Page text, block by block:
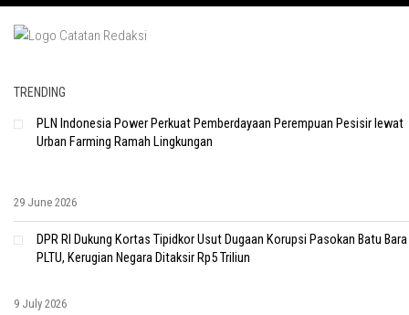
TRENDING
PLN Indonesia Power Perkuat Pemberdayaan Perempuan Pesisir lewat
Urban Farming Ramah Lingkungan
29 June 2026
DPR RI Dukung Kortas Tipidkor Usut Dugaan Korupsi Pasokan Batu Bara
PLTU, Kerugian Negara Ditaksir Rp5 Triliun
9 July 2026